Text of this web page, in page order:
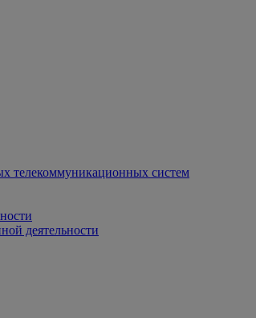
телекоммуникационных систем
деятельности